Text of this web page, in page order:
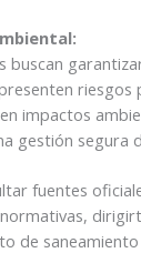
buscan
riesgos
impactos
gestión segura
fuentes
de